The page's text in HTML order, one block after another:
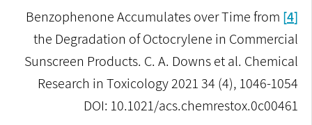
[4]
Benzophenone Accumulates over Time from
the Degradation of Octocrylene in Commercial
Sunscreen Products. C. A. Downs et al. Chemical
Research in Toxicology 2021 34 (4), 1046-1054
DOI: 10.1021/acs.chemrestox.0c00461